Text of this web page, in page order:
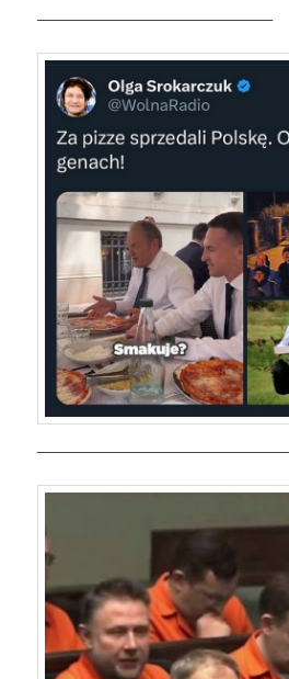
————————————————–